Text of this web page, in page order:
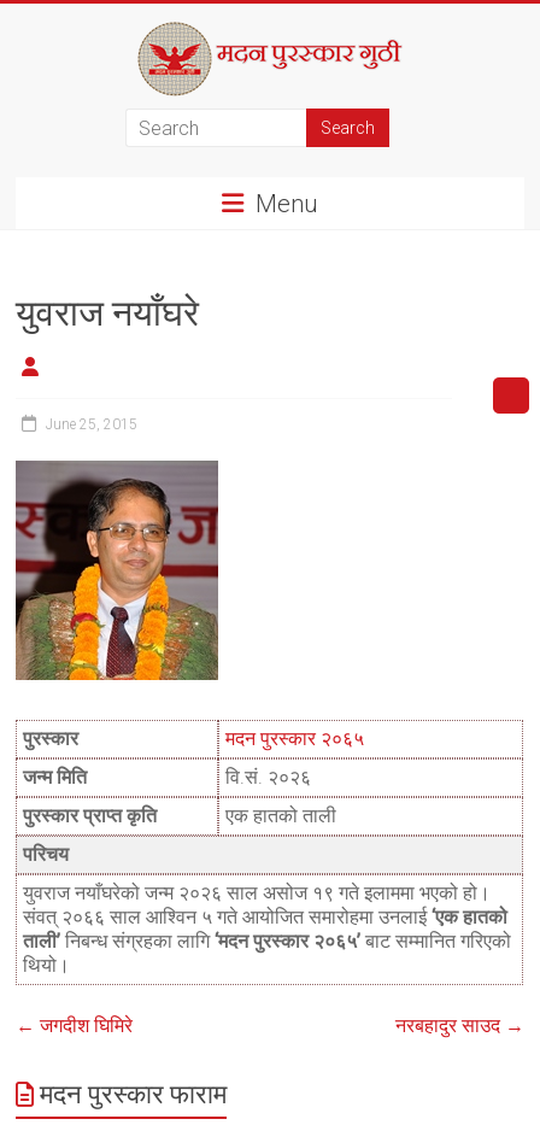
Menu
युवराज नयाँघरे
June 25, 2015
पुरस्कार
मदन पुरस्कार २०६५
जन्म मिति
वि.सं. २०२६
पुरस्कार प्राप्त कृति
एक हातको ताली
परिचय
युवराज नयाँघरेको जन्म २०२६ साल असोज १९ गते इलाममा भएको हो।
संवत् २०६६ साल आश्विन ५ गते आयोजित समारोहमा उनलाई‘एक हातको
ताली’ निबन्ध संग्रहका लागि‘मदन पुरस्कार २०६५’ बाट सम्मानित गरिएको
थियो।
← जगदीश घिमिरे नरबहादुर साउद →
मदन पुरस्कार फाराम